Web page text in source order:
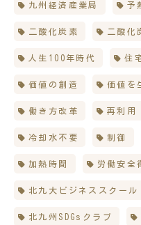
九州経済産業局 予
二酸化炭素 二酸化
人生100年時代 住
価値の創造 価値を
働き方改革 再利用
冷却水不要 制御
加熱時間 労働安全
北九大ビジネススクール
北九州SDGsクラブ